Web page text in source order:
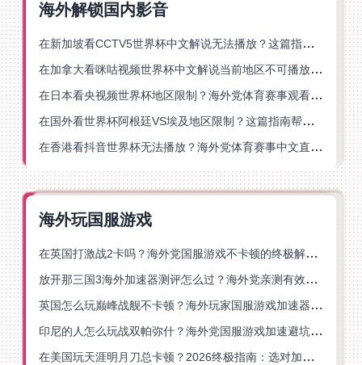
海外解锁国内影音
在新加坡看CCTV5世界杯中文解说无法播放？这篇指南帮你解锁海外体育直播自由
在加拿大看咪咕视频世界杯中文解说当前地区不可播放？这篇指南帮你一键解决
在日本看央视频世界杯地区限制？海外党体育赛事观看终极指南
在国外看世界杯阿根廷VS埃及地区限制？这篇指南帮你搞定中文直播+解说
在香港看抖音世界杯无法播放？海外党体育赛事中文直播终极指南
海外玩国服游戏
在英国打激战2卡吗？海外党国服游戏不卡顿的终极解决方案
放开那三国3海外加速器测评怎么过？海外党亲测有效的国服游戏加速指南
英国怎么玩巅峰战舰不卡顿？海外玩家国服游戏加速器终极指南
印尼的人怎么玩战双帕弥什？海外党国服游戏加速避坑指南
在美国玩天涯明月刀总卡顿？2026终极指南：选对加速器让你丝滑连招